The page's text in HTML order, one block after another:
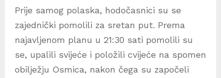
Prije samog polaska, hodočasnici su se
zajednički pomolili za sretan put. Prema
najavljenom planu u 21:30 sati pomolili su
se, upalili svijeće i položili cvijeće na spomen
obilježju Osmica, nakon čega su započeli